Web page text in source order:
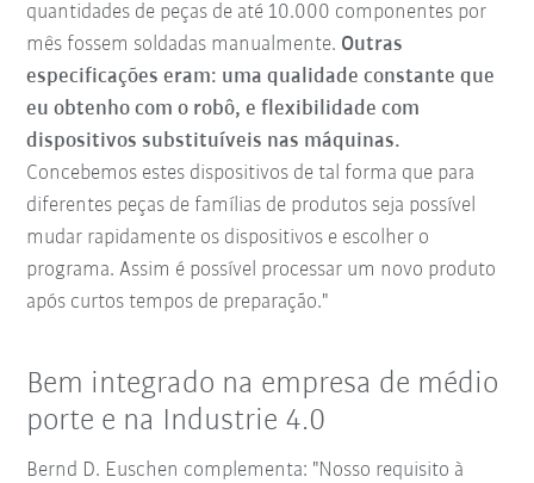
quantidades de peças de até 10.000 componentes por
mês fossem soldadas manualmente. Outras
especificações eram: uma qualidade constante que
eu obtenho com o robô, e flexibilidade com
dispositivos substituíveis nas máquinas.
Concebemos estes dispositivos de tal forma que para
diferentes peças de famílias de produtos seja possível
mudar rapidamente os dispositivos e escolher o
programa. Assim é possível processar um novo produto
após curtos tempos de preparação."
Bem integrado na empresa de médio
porte e na Industrie 4.0
Bernd D. Euschen complementa: "Nosso requisito à